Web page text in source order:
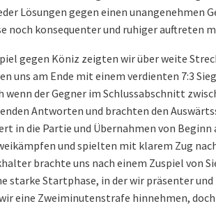
Lösungen gegen einen unangenehmen
noch konsequenter und ruhiger auftreten
gegen Köniz zeigten wir über weite
uns am Ende mit einem verdienten 7:3
wenn der Gegner im Schlussabschnitt
Antworten und brachten den
in die Partie und Übernahmen von
und spielten mit klarem Zug
brachte uns nach einem Zuspiel von
starke Startphase, in der wir präsenter
eine Zweiminutenstrafe hinnehmen,